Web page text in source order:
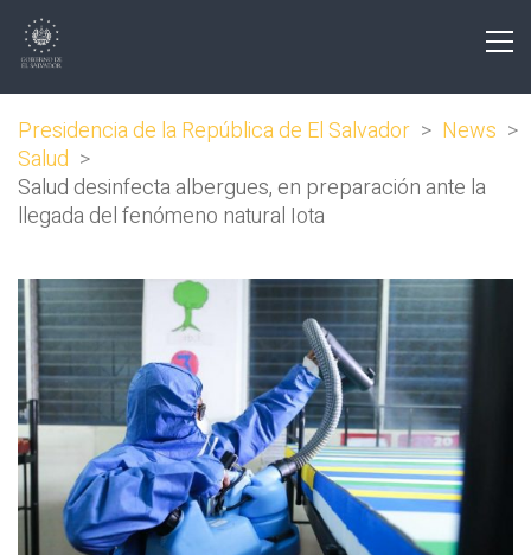
Presidencia de la República de El Salvador > News >
Salud >
Salud desinfecta albergues, en preparación ante la
llegada del fenómeno natural Iota